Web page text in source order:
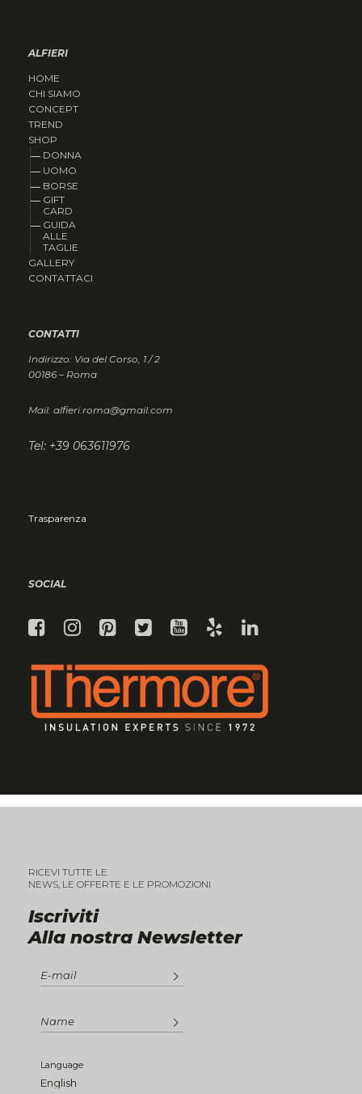
ALFIERI
HOME
CHI SIAMO
CONCEPT
TREND
SHOP
DONNA
UOMO
BORSE
GIFT
CARD
GUIDA
ALLE
TAGLIE
GALLERY
CONTATTACI
CONTATTI
Indirizzo: Via del Corso, 1 / 2
00186 – Roma
Mail: alfieri.roma@gmail.com
Tel: +39 063611976
Trasparenza
SOCIAL
Iscriviti
Alla nostra Newsletter
RICEVI TUTTE LE
NEWS, LE OFFERTE E LE PROMOZIONI
Language